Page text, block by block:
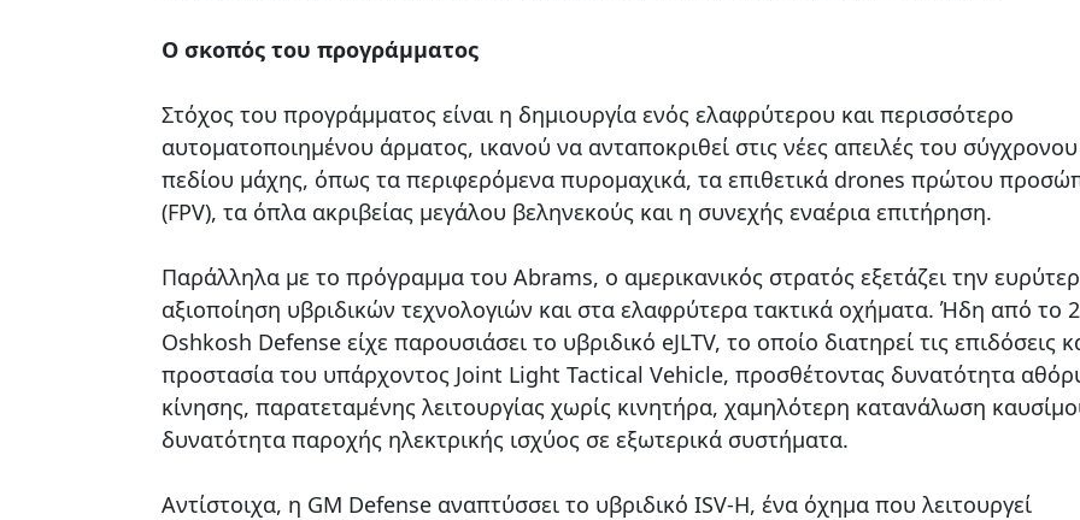
Ο σκοπός του προγράμματος
Στόχος του προγράμματος είναι η δημιουργία ενός ελαφρύτερου και περισσότερο
αυτοματοποιημένου άρματος, ικανού να ανταποκριθεί στις νέες απειλές του σύγχρονου
πεδίου μάχης, όπως τα περιφερόμενα πυρομαχικά, τα επιθετικά drones πρώτου
(FPV), τα όπλα ακριβείας μεγάλου βεληνεκούς και η συνεχής εναέρια επιτήρηση.
Παράλληλα με το πρόγραμμα του Abrams, ο αμερικανικός στρατός εξετάζει την
αξιοποίηση υβριδικών τεχνολογιών και στα ελαφρύτερα τακτικά οχήματα. Ήδη από το
Oshkosh Defense είχε παρουσιάσει το υβριδικό eJLTV, το οποίο διατηρεί τις επιδόσεις
προστασία του υπάρχοντος Joint Light Tactical Vehicle, προσθέτοντας δυνατότητα
κίνησης, παρατεταμένης λειτουργίας χωρίς κινητήρα, χαμηλότερη κατανάλωση
δυνατότητα παροχής ηλεκτρικής ισχύος σε εξωτερικά συστήματα.
Αντίστοιχα, η GM Defense αναπτύσσει το υβριδικό ISV-H, ένα όχημα που λειτουργεί